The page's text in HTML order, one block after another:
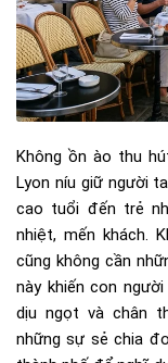
Không ồn ào thu
Lyon níu giữ người
cao tuổi đến trẻ
nhiệt, mến khách.
cũng không cần
này khiến con
dịu ngọt và chân
những sự sẻ chia